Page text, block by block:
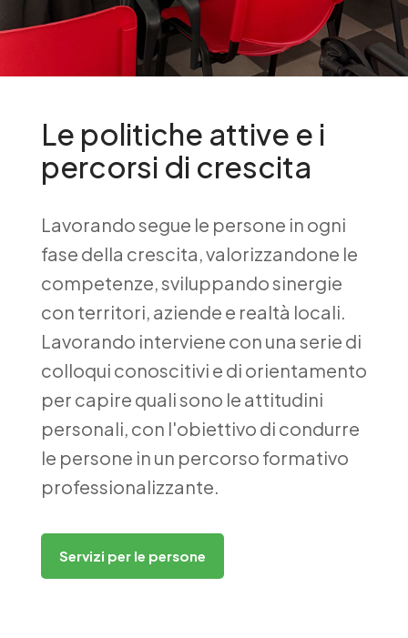
Le politiche attive e i
percorsi di crescita
Lavorando segue le persone in ogni
fase della crescita, valorizzandone le
competenze, sviluppando sinergie
con territori, aziende e realtà locali.
Lavorando interviene con una serie di
colloqui conoscitivi e di orientamento
per capire quali sono le attitudini
personali, con l'obiettivo di condurre
le persone in un percorso formativo
professionalizzante.
Servizi per le persone